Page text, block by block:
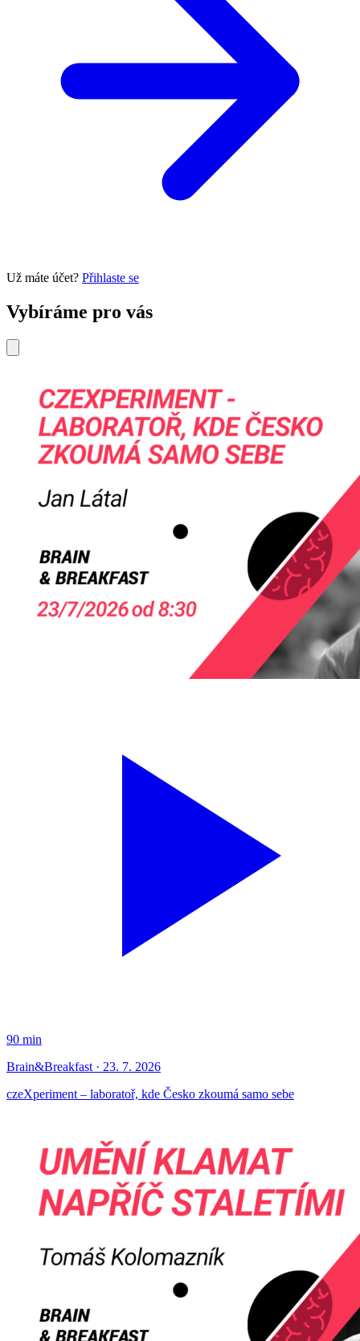
Už máte účet? Přihlaste se
Vybíráme pro vás
90 min
Brain&Breakfast · 23. 7. 2026
czeXperiment – laboratoř, kde Česko zkoumá samo sebe